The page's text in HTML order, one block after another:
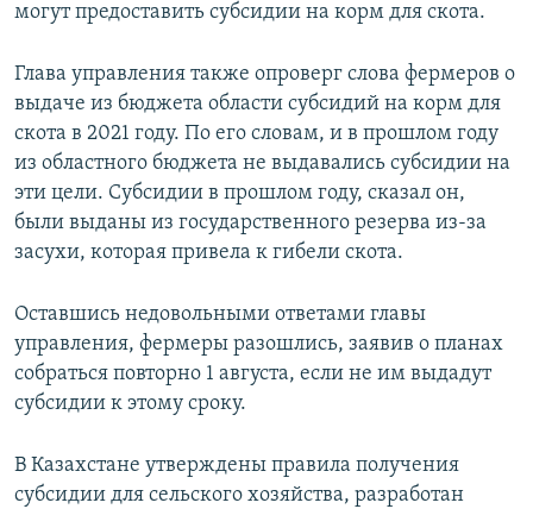
могут предоставить субсидии на корм для скота.
Глава управления также опроверг слова фермеров о
выдаче из бюджета области субсидий на корм для
скота в 2021 году. По его словам, и в прошлом году
из областного бюджета не выдавались субсидии на
эти цели. Субсидии в прошлом году, сказал он,
были выданы из государственного резерва из-за
засухи, которая привела к гибели скота.
Оставшись недовольными ответами главы
управления, фермеры разошлись, заявив о планах
собраться повторно 1 августа, если не им выдадут
субсидии к этому сроку.
В Казахстане утверждены правила получения
субсидии для сельского хозяйства, разработан